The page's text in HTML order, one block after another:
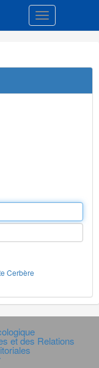
Toggle
Cerbère
et des Relations